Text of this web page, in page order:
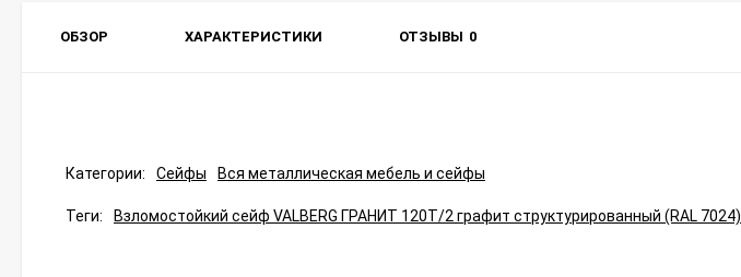
ОБЗОР ХАРАКТЕРИСТИКИ ОТЗЫВЫ 0
Категории: Сейфы Вся металлическая мебель и сейфы
Теги: Взломостойкий сейф VALBERG ГРАНИТ 120T/2 графит структурированный (RAL 7024)